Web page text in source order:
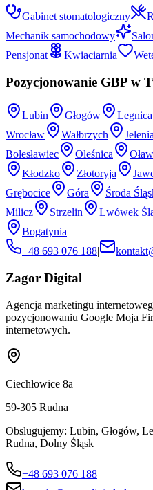
Gabinet stomatologiczny
Mechanik samochodowy
Pensjonat
Kwiaciarnia
Pozycjonowanie GBP w
Lubin Głogów Legnica
Wrocław
Wałbrzych
Bolesławiec
Oleśnica
Kłodzko
Złotoryja
Grębocice
Góra Środa
Milicz
Strzelin Lwówek
Bogatynia
+48 693 076 188
Zagor Digital
Agencja marketingu
pozycjonowaniu Google Moja
internetowych.
Ciechłowice 8a
59-305 Rudna
Obslugujemy: Lubin, Głogów,
Rudna, Dolny Śląsk
+48 693 076 188